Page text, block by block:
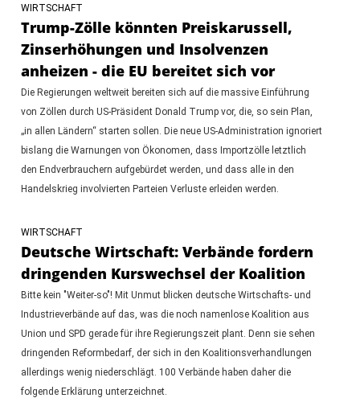
WIRTSCHAFT
Trump-Zölle könnten Preiskarussell,
Zinserhöhungen und Insolvenzen
anheizen - die EU bereitet sich vor
Die Regierungen weltweit bereiten sich auf die massive Einführung
von Zöllen durch US-Präsident Donald Trump vor, die, so sein Plan,
„in allen Ländern“ starten sollen. Die neue US-Administration ignoriert
bislang die Warnungen von Ökonomen, dass Importzölle letztlich
den Endverbrauchern aufgebürdet werden, und dass alle in den
Handelskrieg involvierten Parteien Verluste erleiden werden.
WIRTSCHAFT
Deutsche Wirtschaft: Verbände fordern
dringenden Kurswechsel der Koalition
Bitte kein "Weiter-so"! Mit Unmut blicken deutsche Wirtschafts- und
Industrieverbände auf das, was die noch namenlose Koalition aus
Union und SPD gerade für ihre Regierungszeit plant. Denn sie sehen
dringenden Reformbedarf, der sich in den Koalitionsverhandlungen
allerdings wenig niederschlägt. 100 Verbände haben daher die
folgende Erklärung unterzeichnet.